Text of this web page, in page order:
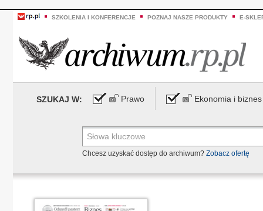
SZKOLENIA I KONFERENCJE POZNAJ NASZE PRODUKTY E-
SZUKAJ W: Prawo Ekonomia i biznes
Chcesz uzyskać dostęp do archiwum? Zobacz ofertę